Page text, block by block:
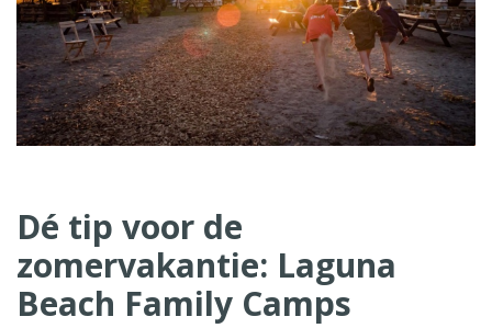
Dé tip voor de
zomervakantie: Laguna
Beach Family Camps